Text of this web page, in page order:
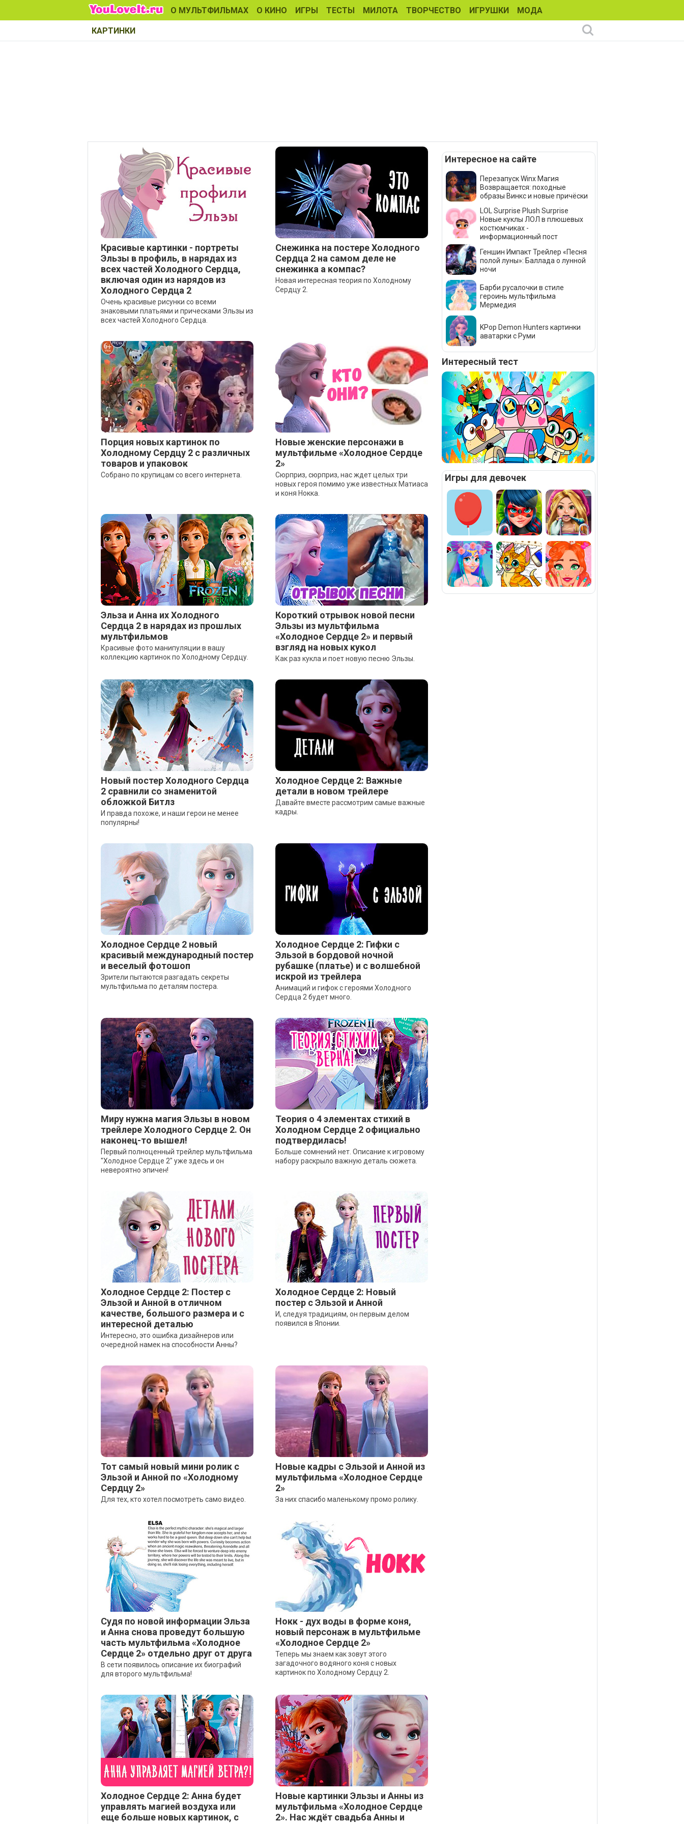
О МУЛЬТФИЛЬМАХ О КИНО ИГРЫ ТЕСТЫ МИЛОТА ТВОРЧЕСТВО ИГРУШКИ МОДА
КАРТИНКИ
Красивые картинки - портреты
Эльзы в профиль, в нарядах из
всех частей Холодного Сердца,
включая один из нарядов из
Холодного Сердца 2
Очень красивые рисунки со всеми
знаковыми платьями и прическами Эльзы из
всех частей Холодного Сердца.
Снежинка на постере Холодного
Сердца 2 на самом деле не
снежинка а компас?
Новая интересная теория по Холодному
Сердцу 2.
Порция новых картинок по
Холодному Сердцу 2 с различных
товаров и упаковок
Собрано по крупицам со всего интернета.
Новые женские персонажи в
мультфильме «Холодное Сердце
2»
Сюрприз, сюрприз, нас ждет целых три
новых героя помимо уже известных Матиаса
и коня Нокка.
Эльза и Анна их Холодного
Сердца 2 в нарядах из прошлых
мультфильмов
Красивые фото манипуляции в вашу
коллекцию картинок по Холодному Сердцу.
Короткий отрывок новой песни
Эльзы из мультфильма
«Холодное Сердце 2» и первый
взгляд на новых кукол
Как раз кукла и поет новую песню Эльзы.
Новый постер Холодного Сердца
2 сравнили со знаменитой
обложкой Битлз
И правда похоже, и наши герои не менее
популярны!
Холодное Сердце 2: Важные
детали в новом трейлере
Давайте вместе рассмотрим самые важные
кадры.
Холодное Сердце 2 новый
красивый международный постер
и веселый фотошоп
Зрители пытаются разгадать секреты
мультфильма по деталям постера.
Холодное Сердце 2: Гифки с
Эльзой в бордовой ночной
рубашке (платье) и с волшебной
искрой из трейлера
Анимаций и гифок с героями Холодного
Сердца 2 будет много.
Миру нужна магия Эльзы в новом
трейлере Холодного Сердце 2. Он
наконец-то вышел!
Первый полноценный трейлер мультфильма
"Холодное Сердце 2" уже здесь и он
невероятно эпичен!
Теория о 4 элементах стихий в
Холодном Сердце 2 официально
подтвердилась!
Больше сомнений нет. Описание к игровому
набору раскрыло важную деталь сюжета.
Холодное Сердце 2: Постер с
Эльзой и Анной в отличном
качестве, большого размера и с
интересной деталью
Интересно, это ошибка дизайнеров или
очередной намек на способности Анны?
Холодное Сердце 2: Новый
постер с Эльзой и Анной
И, следуя традициям, он первым делом
появился в Японии.
Тот самый новый мини ролик с
Эльзой и Анной по «Холодному
Сердцу 2»
Для тех, кто хотел посмотреть само видео.
Новые кадры с Эльзой и Анной из
мультфильма «Холодное Сердце
2»
За них спасибо маленькому промо ролику.
Судя по новой информации Эльза
и Анна снова проведут большую
часть мультфильма «Холодное
Сердце 2» отдельно друг от друга
В сети появилось описание их биографий
для второго мультфильма!
Нокк - дух воды в форме коня,
новый персонаж в мультфильме
«Холодное Сердце 2»
Теперь мы знаем как зовут этого
загадочного водяного коня с новых
картинок по Холодному Сердцу 2.
Холодное Сердце 2: Анна будет
управлять магией воздуха или
еще больше новых картинок, с
Новые картинки Эльзы и Анны из
мультфильма «Холодное Сердце
2». Нас ждёт свадьба Анны и
Интересное на сайте
Перезапуск Winx Магия
Возвращается: походные
образы Винкс и новые причёски
LOL Surprise Plush Surprise
Новые куклы ЛОЛ в плюшевых
костюмчиках -
информационный пост
Геншин Импакт Трейлер «Песня
полой луны»: Баллада о лунной
ночи
Барби русалочки в стиле
героинь мультфильма
Мермедия
KPop Demon Hunters картинки
аватарки с Руми
Интересный тест
Игры для девочек